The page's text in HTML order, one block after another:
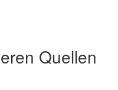
Quellen